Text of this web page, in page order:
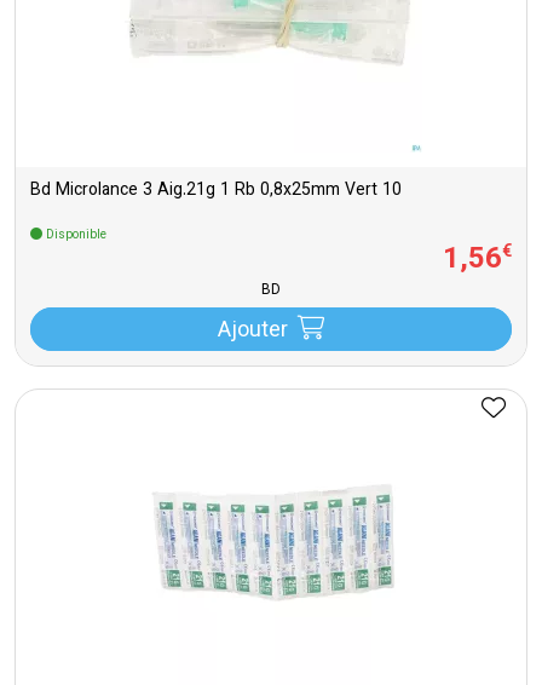
Bd Microlance 3 Aig.21g 1 Rb 0,8x25mm Vert 10
Disponible
1,56€
BD
Ajouter